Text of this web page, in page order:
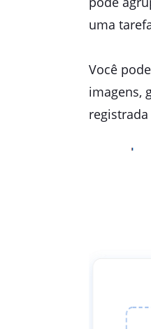
uma
Você
imagens,